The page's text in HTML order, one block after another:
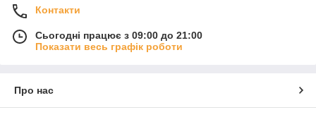
Контакти
Сьогодні працює з 09:00 до 21:00
Показати весь графік роботи
Про нас